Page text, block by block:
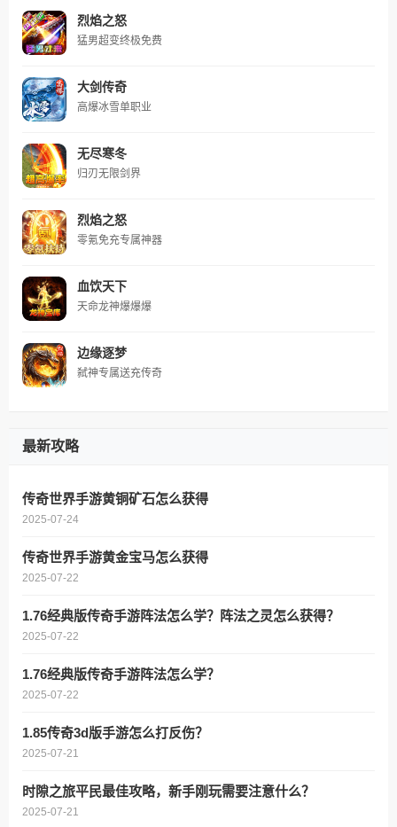
烈焰之怒
猛男超变终极免费
大剑传奇
高爆冰雪单职业
无尽寒冬
归刃无限剑界
烈焰之怒
零氪免充专属神器
血饮天下
天命龙神爆爆爆
边缘逐梦
弑神专属送充传奇
最新攻略
传奇世界手游黄铜矿石怎么获得
2025-07-24
传奇世界手游黄金宝马怎么获得
2025-07-22
1.76经典版传奇手游阵法怎么学？阵法之灵怎么获得？
2025-07-22
1.76经典版传奇手游阵法怎么学？
2025-07-22
1.85传奇3d版手游怎么打反伤？
2025-07-21
时隙之旅平民最佳攻略，新手刚玩需要注意什么？
2025-07-21